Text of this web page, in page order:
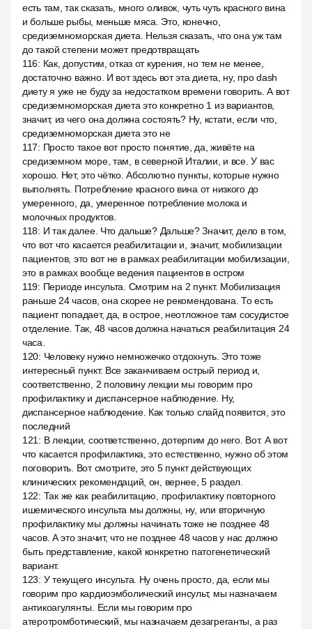
есть там, так сказать, много оливок, чуть чуть красного вина
и больше рыбы, меньше мяса. Это, конечно,
средиземноморская диета. Нельзя сказать, что она уж там
до такой степени может предотвращать
116: Как, допустим, отказ от курения, но тем не менее,
достаточно важно. И вот здесь вот эта диета, ну, про dash
диету я уже не буду за недостатком времени говорить. А вот
средиземноморская диета это конкретно 1 из вариантов,
значит, из чего она должна состоять? Ну, кстати, если что,
средиземноморская диета это не
117: Просто такое вот просто понятие, да, живёте на
средиземном море, там, в северной Италии, и все. У вас
хорошо. Нет, это чётко. Абсолютно пункты, которые нужно
выполнять. Потребление красного вина от низкого до
умеренного, да, умеренное потребление молока и
молочных продуктов.
118: И так далее. Что дальше? Дальше? Значит, дело в том,
что вот что касается реабилитации и, значит, мобилизации
пациентов, это вот не в рамках реабилитации мобилизации,
это в рамках вообще ведения пациентов в остром
119: Периоде инсульта. Смотрим на 2 пункт. Мобилизация
раньше 24 часов, она скорее не рекомендована. То есть
пациент попадает, да, в острое, неотложное там сосудистое
отделение. Так, 48 часов должна начаться реабилитация 24
часа.
120: Человеку нужно немножечко отдохнуть. Это тоже
интересный пункт. Все заканчиваем острый период и,
соответственно, 2 половину лекции мы говорим про
профилактику и диспансерное наблюдение. Ну,
диспансерное наблюдение. Как только слайд появится, это
последний
121 : В лекции, соответственно, дотерпим до него. Вот. А вот
что касается профилактика, это естественно, нужно об этом
поговорить. Вот смотрите, это 5 пункт действующих
клинических рекомендаций, он, вернее, 5 раздел.
122: Так же как реабилитацию, профилактику повторного
ишемического инсульта мы должны, ну, или вторичную
профилактику мы должны начинать тоже не позднее 48
часов. А это значит, что не позднее 48 часов у нас должно
быть представление, какой конкретно патогенетический
вариант.
123: У текущего инсульта. Ну очень просто, да, если мы
говорим про кардиоэмболический инсульт, мы назначаем
антикоагулянты. Если мы говорим про
атеротромботический, мы назначаем дезагреганты, а раз